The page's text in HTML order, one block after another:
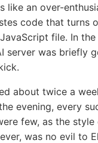
an over-
code that turns
file. In
was briefly
about twice a
evening, every
few, as the style
was no evil to